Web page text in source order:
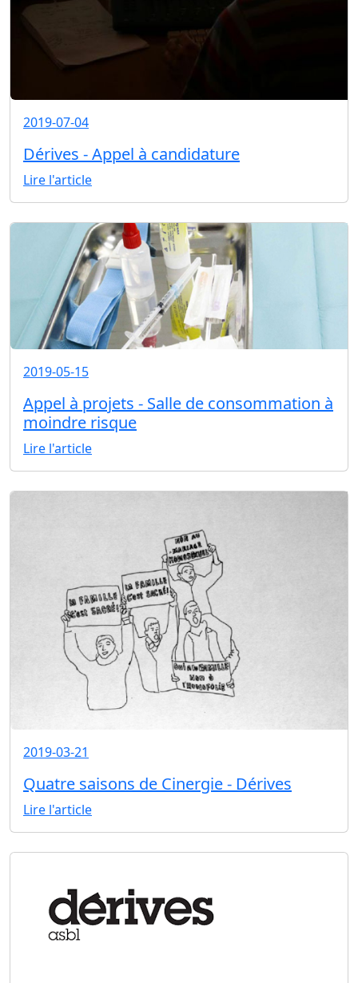
2019-07-04
Dérives - Appel à candidature
Lire l'article
2019-05-15
Appel à projets - Salle de consommation à
moindre risque
Lire l'article
2019-03-21
Quatre saisons de Cinergie - Dérives
Lire l'article